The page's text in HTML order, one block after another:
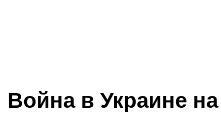
Война в Украине